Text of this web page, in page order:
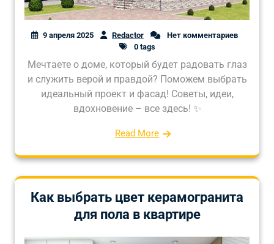
9 апреля 2025 Redactor
Нет комментариев
0 tags
Мечтаете о доме, который будет радовать глаз
и служить верой и правдой? Поможем выбрать
идеальный проект и фасад! Советы, идеи,
вдохновение – все здесь! ✨
Read More
Как выбрать цвет керамогранита
для пола в квартире